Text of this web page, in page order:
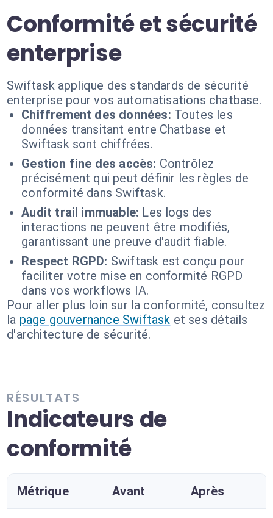
Conformité et sécurité
enterprise
Swiftask applique des standards de sécurité
enterprise pour vos automatisations chatbase.
Chiffrement des données: Toutes les
données transitant entre Chatbase et
Swiftask sont chiffrées.
Gestion fine des accès: Contrôlez
précisément qui peut définir les règles de
conformité dans Swiftask.
Audit trail immuable: Les logs des
interactions ne peuvent être modifiés,
garantissant une preuve d'audit fiable.
Respect RGPD: Swiftask est conçu pour
faciliter votre mise en conformité RGPD
dans vos workflows IA.
Pour aller plus loin sur la conformité, consultez
la page gouvernance Swiftask et ses détails
d'architecture de sécurité.
RÉSULTATS
Indicateurs de
conformité
Métrique Avant Après